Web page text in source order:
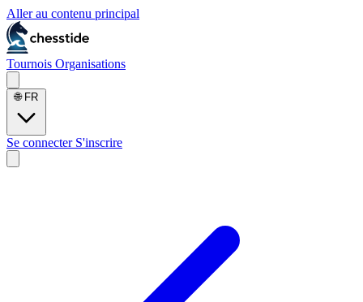
Aller au contenu principal
Tournois Organisations
🌐 FR
Se connecter S'inscrire